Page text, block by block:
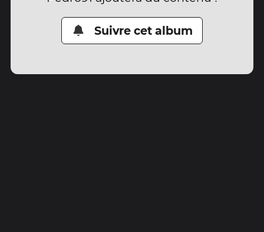
Suivre cet album